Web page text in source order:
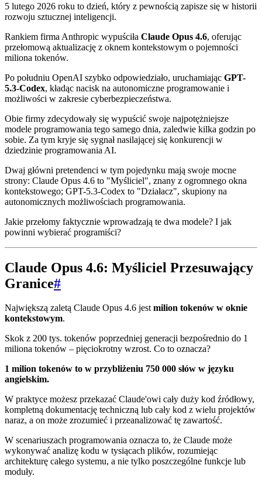
5 lutego 2026 roku to dzień, który z pewnością zapisze się w historii
rozwoju sztucznej inteligencji.
Rankiem firma Anthropic wypuściła Claude Opus 4.6, oferując
przełomową aktualizację z oknem kontekstowym o pojemności
miliona tokenów.
Po południu OpenAI szybko odpowiedziało, uruchamiając GPT-
5.3-Codex, kładąc nacisk na autonomiczne programowanie i
możliwości w zakresie cyberbezpieczeństwa.
Obie firmy zdecydowały się wypuścić swoje najpotężniejsze
modele programowania tego samego dnia, zaledwie kilka godzin po
sobie. Za tym kryje się sygnał nasilającej się konkurencji w
dziedzinie programowania AI.
Dwaj główni pretendenci w tym pojedynku mają swoje mocne
strony: Claude Opus 4.6 to "Myśliciel", znany z ogromnego okna
kontekstowego; GPT-5.3-Codex to "Działacz", skupiony na
autonomicznych możliwościach programowania.
Jakie przełomy faktycznie wprowadzają te dwa modele? I jak
powinni wybierać programiści?
Claude Opus 4.6: Myśliciel Przesuwający
Granice#
Największą zaletą Claude Opus 4.6 jestmilion tokenów w oknie
kontekstowym.
Skok z 200 tys. tokenów poprzedniej generacji bezpośrednio do 1
miliona tokenów – pięciokrotny wzrost. Co to oznacza?
1 milion tokenów to w przybliżeniu 750 000 słów w języku
angielskim.
W praktyce możesz przekazać Claude'owi cały duży kod źródłowy,
kompletną dokumentację techniczną lub cały kod z wielu projektów
naraz, a on może zrozumieć i przeanalizować tę zawartość.
W scenariuszach programowania oznacza to, że Claude może
wykonywać analizę kodu w tysiącach plików, rozumiejąc
architekturę całego systemu, a nie tylko poszczególne funkcje lub
moduły.